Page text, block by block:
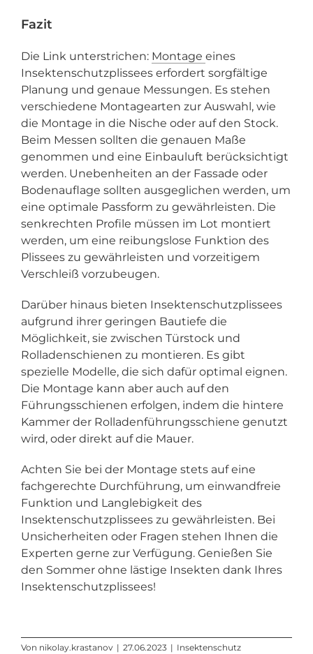
Fazit
Die Link unterstrichen: Montage eines
Insektenschutzplissees erfordert sorgfältige
Planung und genaue Messungen. Es stehen
verschiedene Montagearten zur Auswahl, wie
die Montage in die Nische oder auf den Stock.
Beim Messen sollten die genauen Maße
genommen und eine Einbauluft berücksichtigt
werden. Unebenheiten an der Fassade oder
Bodenauflage sollten ausgeglichen werden, um
eine optimale Passform zu gewährleisten. Die
senkrechten Profile müssen im Lot montiert
werden, um eine reibungslose Funktion des
Plissees zu gewährleisten und vorzeitigem
Verschleiß vorzubeugen.
Darüber hinaus bieten Insektenschutzplissees
aufgrund ihrer geringen Bautiefe die
Möglichkeit, sie zwischen Türstock und
Rolladenschienen zu montieren. Es gibt
spezielle Modelle, die sich dafür optimal eignen.
Die Montage kann aber auch auf den
Führungsschienen erfolgen, indem die hintere
Kammer der Rolladenführungsschiene genutzt
wird, oder direkt auf die Mauer.
Achten Sie bei der Montage stets auf eine
fachgerechte Durchführung, um einwandfreie
Funktion und Langlebigkeit des
Insektenschutzplissees zu gewährleisten. Bei
Unsicherheiten oder Fragen stehen Ihnen die
Experten gerne zur Verfügung. Genießen Sie
den Sommer ohne lästige Insekten dank Ihres
Insektenschutzplissees!
Von nikolay.krastanov | 27.06.2023 | Insektenschutz